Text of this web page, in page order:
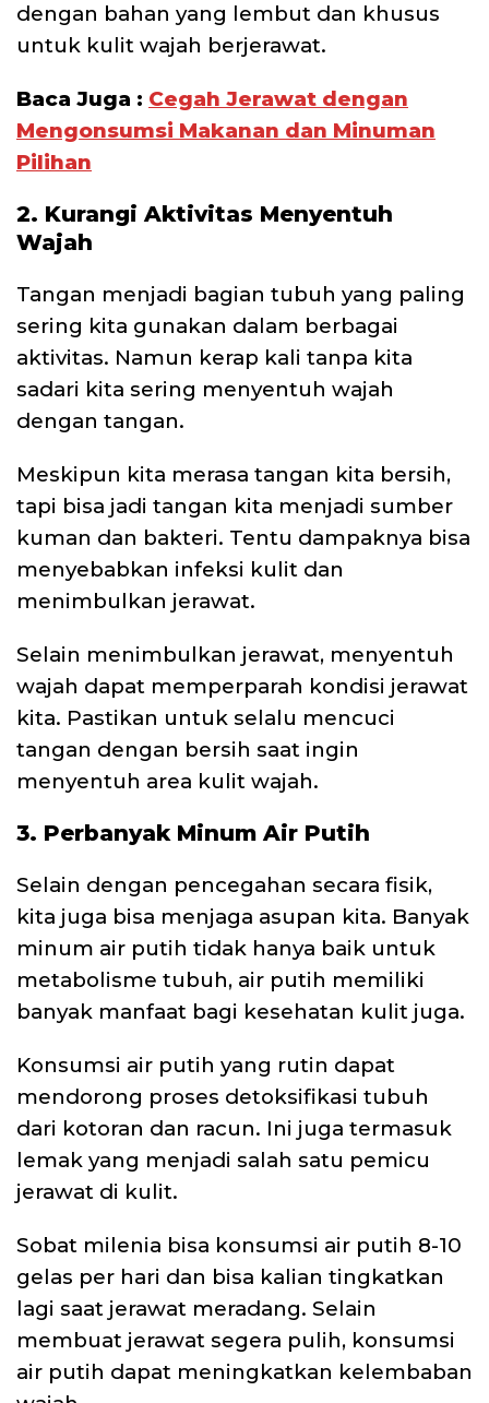
dengan bahan yang lembut dan khusus
untuk kulit wajah berjerawat.
Baca Juga : Cegah Jerawat dengan
Mengonsumsi Makanan dan Minuman
Pilihan
2. Kurangi Aktivitas Menyentuh
Wajah
Tangan menjadi bagian tubuh yang paling
sering kita gunakan dalam berbagai
aktivitas. Namun kerap kali tanpa kita
sadari kita sering menyentuh wajah
dengan tangan.
Meskipun kita merasa tangan kita bersih,
tapi bisa jadi tangan kita menjadi sumber
kuman dan bakteri. Tentu dampaknya bisa
menyebabkan infeksi kulit dan
menimbulkan jerawat.
Selain menimbulkan jerawat, menyentuh
wajah dapat memperparah kondisi jerawat
kita. Pastikan untuk selalu mencuci
tangan dengan bersih saat ingin
menyentuh area kulit wajah.
3. Perbanyak Minum Air Putih
Selain dengan pencegahan secara fisik,
kita juga bisa menjaga asupan kita. Banyak
minum air putih tidak hanya baik untuk
metabolisme tubuh, air putih memiliki
banyak manfaat bagi kesehatan kulit juga.
Konsumsi air putih yang rutin dapat
mendorong proses detoksifikasi tubuh
dari kotoran dan racun. Ini juga termasuk
lemak yang menjadi salah satu pemicu
jerawat di kulit.
Sobat milenia bisa konsumsi air putih 8-10
gelas per hari dan bisa kalian tingkatkan
lagi saat jerawat meradang. Selain
membuat jerawat segera pulih, konsumsi
air putih dapat meningkatkan kelembaban